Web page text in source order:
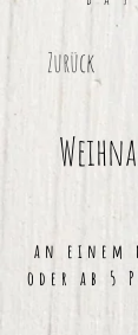
Zurück
an einem
oder ab 5